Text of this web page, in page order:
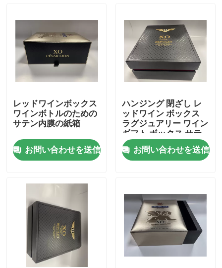
製品
ビデオ
レッドワインボックス
ワインボトルのための
サテン内膜の紙箱
お問い合わせを送信
ハンジング 閉ざし レ
ッドワイン ボックス
ラグジュアリー ワイン
ギフト ボックス サテ
ン コーティング
お問い合わせを送信